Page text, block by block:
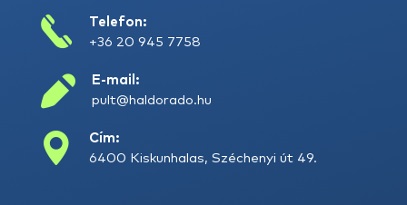
Telefon:
+36 20 945 7758
E-mail:
pult@haldorado.hu
Cím:
6400 Kiskunhalas, Széchenyi út 49.